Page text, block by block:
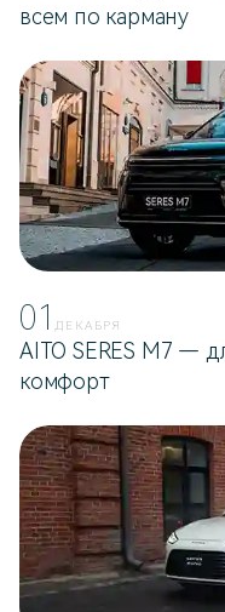
всем по карману
01 ДЕКАБРЯ
AITO SERES M7 —
комфорт